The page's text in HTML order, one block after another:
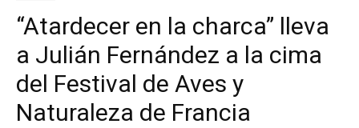
“Atardecer en la charca” lleva
a Julián Fernández a la cima
del Festival de Aves y
Naturaleza de Francia